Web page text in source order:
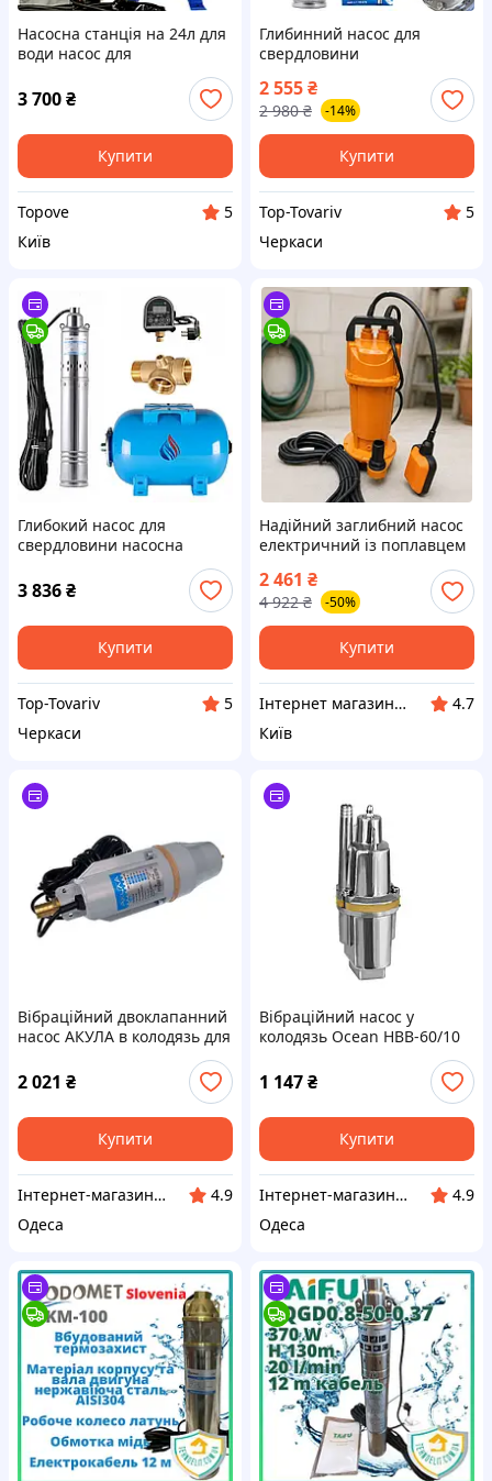
Насосна станція на 24л для
води насос для
Kenle 4 QGDa 0.37
шнековий з реле EPT-15
3 700₴
Купити
Topove
5
Київ
Глибинний насос для
свердловини
занурювальний шнековий
Водомет в колодязь
Vodomet 4 QGD 2.5-130-0.75
кВт
2 555₴
2 980 ₴ -14%
Купити
Top-Tovariv
5
Черкаси
Глибокий насос для
свердловини насосна
станція для води заглибної
в снігу шнековий Vomdet 4
QGD 0.37 кВт EPT
3 836₴
Купити
Top-Tovariv
5
Черкаси
Надійний заглибний насос
електричний із поплавцем
дренажник від мережі 220
вольтів у свердловину
2 461 ₴
4 922 ₴ -50%
Купити
Інтернет магазин "Electro Seller" 🛒 Тільки якісні товари за найкращими цінами ✅
4.7
Київ
Вібраційний двоклапанний
насос АКУЛА в колодязь для
забором води
2 021 ₴
Купити
Інтернет-магазин зі складу в Одесі - УкрГосСклад
4.9
Одеса
Вібраційний насос у
колодязь Ocean НВВ-60/10
для будинку дачі з верхнім
парканом води
1 147₴
Купити
Інтернет-магазин зі складу в Одесі - УкрГосСклад
4.9
Одеса